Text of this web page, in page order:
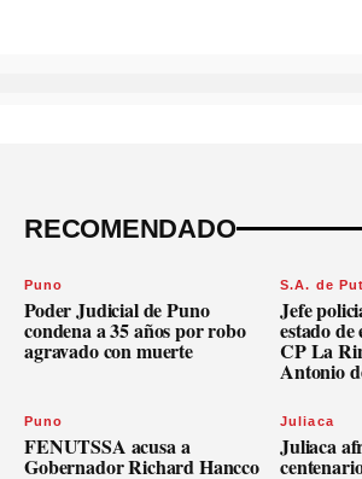
RECOMENDADO
Puno
Poder Judicial de Puno
condena a 35 años por robo
agravado con muerte
S.A. de
Jefe
estado
CP La
Antonio
Puno
FENUTSSA acusa a
Gobernador Richard Hancco
Juliaca
Juliaca